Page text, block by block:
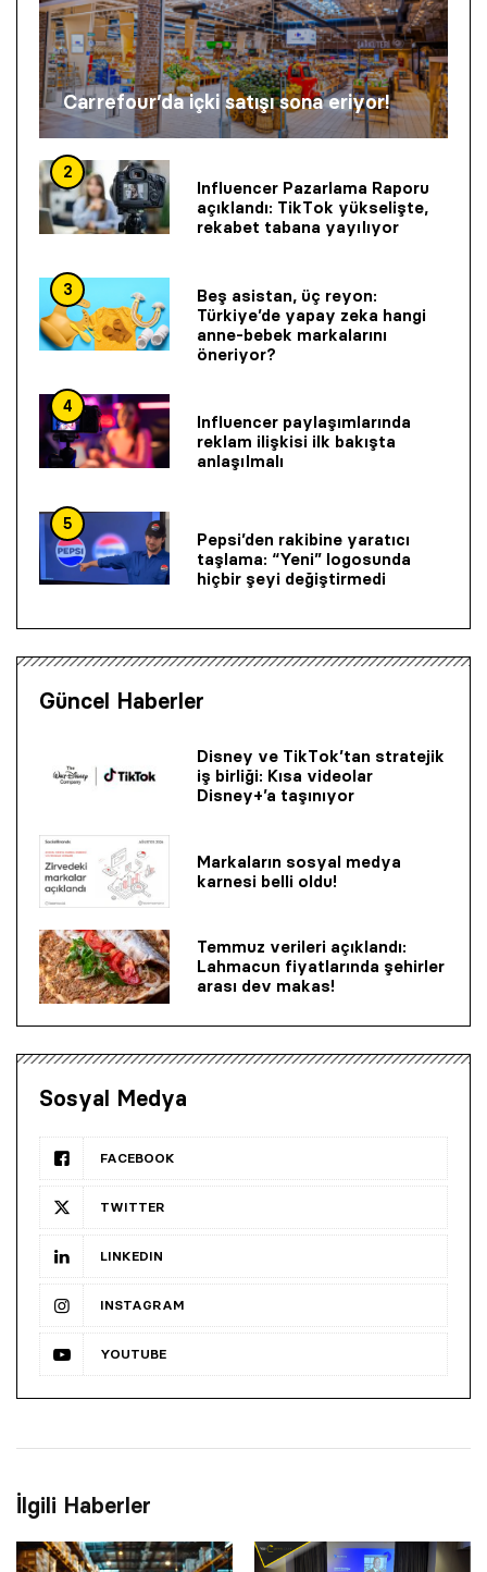
Carrefour’da içki satışı sona eriyor!
2
Influencer Pazarlama Raporu
açıklandı: TikTok yükselişte,
rekabet tabana yayılıyor
3
Beş asistan, üç reyon:
Türkiye’de yapay zeka hangi
anne-bebek markalarını
öneriyor?
4
Influencer paylaşımlarında
reklam ilişkisi ilk bakışta
anlaşılmalı
5
Pepsi’den rakibine yaratıcı
taşlama: “Yeni” logosunda
hiçbir şeyi değiştirmedi
Güncel Haberler
Disney ve TikTok’tan stratejik
iş birliği: Kısa videolar
Disney+’a taşınıyor
Markaların sosyal medya
karnesi belli oldu!
Temmuz verileri açıklandı:
Lahmacun fiyatlarında şehirler
arası dev makas!
Sosyal Medya
FACEBOOK
TWITTER
LINKEDIN
INSTAGRAM
YOUTUBE
İlgili Haberler